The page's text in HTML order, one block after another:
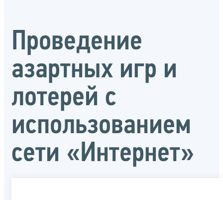
Проведение
азартных игр и
лотерей с
использованием
сети «Интернет»